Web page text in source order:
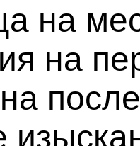
на
на